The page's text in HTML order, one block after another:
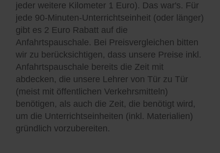
jeder weitere Kilometer 1 Euro). Das war's. Für
jede 90-Minuten-Unterrichtseinheit (oder länger)
gibt es 2 Euro Rabatt auf die
Anfahrtspauschale. Bei Preisvergleichen bitten
wir zu berücksichtigen, dass unsere Preise inkl.
Anfahrtspauschale bereits die Zeit mit
abdecken, die unsere Lehrer von Tür zu Tür
(meist mit öffentlichen Verkehrsmitteln)
benötigen, als auch die Zeit, die benötigt wird,
um die Unterrichtseinheiten (inkl. Materialien)
gründlich vorzubereiten.